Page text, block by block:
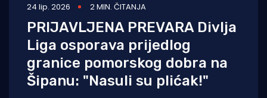
24 lip. 2026 2 MIN. ČITANJA
PRIJAVLJENA PREVARA Divlja
Liga osporava prijedlog
granice pomorskog dobra na
Šipanu: "Nasuli su plićak!"